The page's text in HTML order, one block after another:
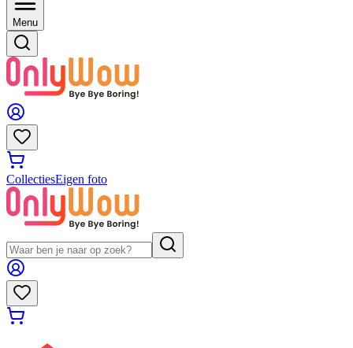
Menu
CollectiesEigen foto